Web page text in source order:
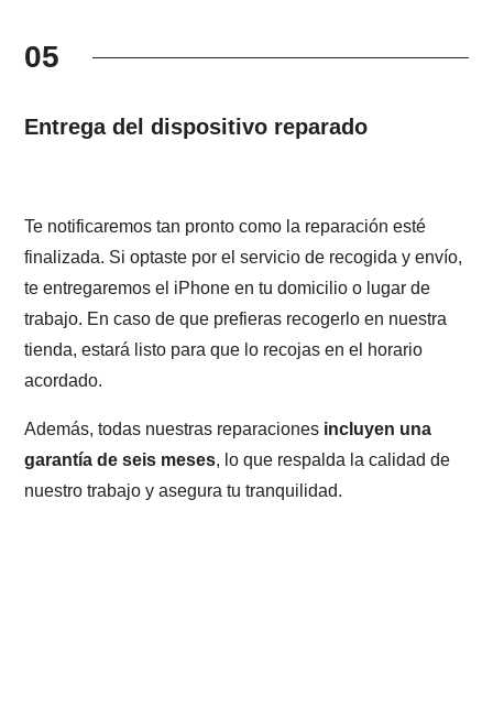
05
Entrega del dispositivo reparado
Te notificaremos tan pronto como la reparación esté
finalizada. Si optaste por el servicio de recogida y envío,
te entregaremos el iPhone en tu domicilio o lugar de
trabajo. En caso de que prefieras recogerlo en nuestra
tienda, estará listo para que lo recojas en el horario
acordado.
Además, todas nuestras reparaciones incluyen una
garantía de seis meses, lo que respalda la calidad de
nuestro trabajo y asegura tu tranquilidad.